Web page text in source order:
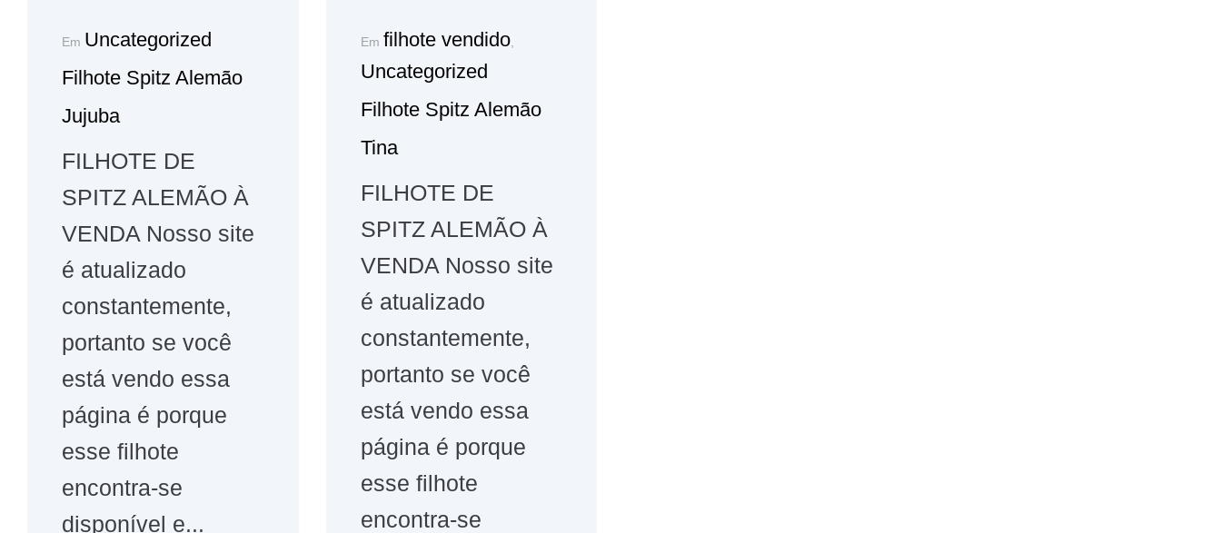
Em Uncategorized
Filhote Spitz Alemão
Jujuba
FILHOTE DE
SPITZ ALEMÃO À
VENDA Nosso site
é atualizado
constantemente,
portanto se você
está vendo essa
página é porque
esse filhote
encontra-se
disponível e...
Em filhote vendido,
Uncategorized
Filhote Spitz Alemão
Tina
FILHOTE DE
SPITZ ALEMÃO À
VENDA Nosso site
é atualizado
constantemente,
portanto se você
está vendo essa
página é porque
esse filhote
encontra-se